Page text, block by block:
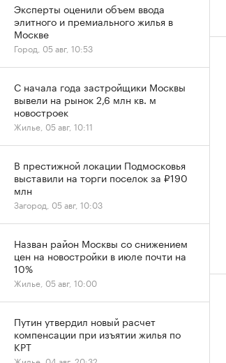
Эксперты оценили объем ввода
элитного и премиального жилья в
Москве
Город, 05 авг, 10:53
С начала года застройщики Москвы
вывели на рынок 2,6 млн кв. м
новостроек
Жилье, 05 авг, 10:11
В престижной локации Подмосковья
выставили на торги поселок за ₽190
млн
Загород, 05 авг, 10:03
Назван район Москвы со снижением
цен на новостройки в июле почти на
10%
Жилье, 05 авг, 10:00
Путин утвердил новый расчет
компенсации при изъятии жилья по
КРТ